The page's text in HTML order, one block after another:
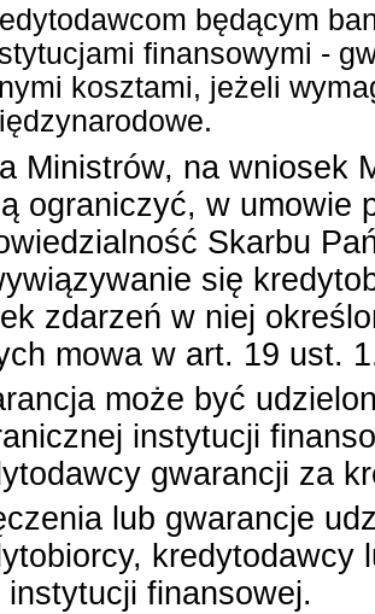
będącym
finansowymi -
kosztami, jeżeli
Ministrów, na wniosek
ograniczyć, w umowie
Skarbu
się
zdarzeń w niej
mowa w art. 19 ust.
może być
instytucji
gwarancji za
lub gwarancje
kredytodawcy
instytucji finansowej.